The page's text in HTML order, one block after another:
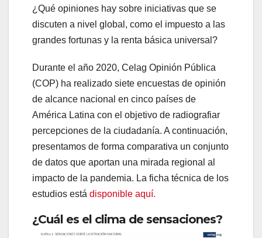
¿Qué opiniones hay sobre iniciativas que se
discuten a nivel global, como el impuesto a las
grandes fortunas y la renta básica universal?
Durante el año 2020, Celag Opinión Pública
(COP) ha realizado siete encuestas de opinión
de alcance nacional en cinco países de
América Latina con el objetivo de radiografiar
percepciones de la ciudadanía. A continuación,
presentamos de forma comparativa un conjunto
de datos que aportan una mirada regional al
impacto de la pandemia. La ficha técnica de los
estudios está disponible aquí.
¿Cuál es el clima de sensaciones?